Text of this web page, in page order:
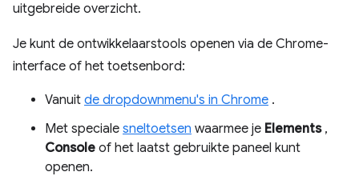
uitgebreide overzicht.
Je kunt de ontwikkelaarstools openen via de Chrome-
interface of het toetsenbord:
Vanuit de dropdownmenu's in Chrome .
Met speciale sneltoetsen waarmee je Elements,
Console of het laatst gebruikte paneel kunt
openen.